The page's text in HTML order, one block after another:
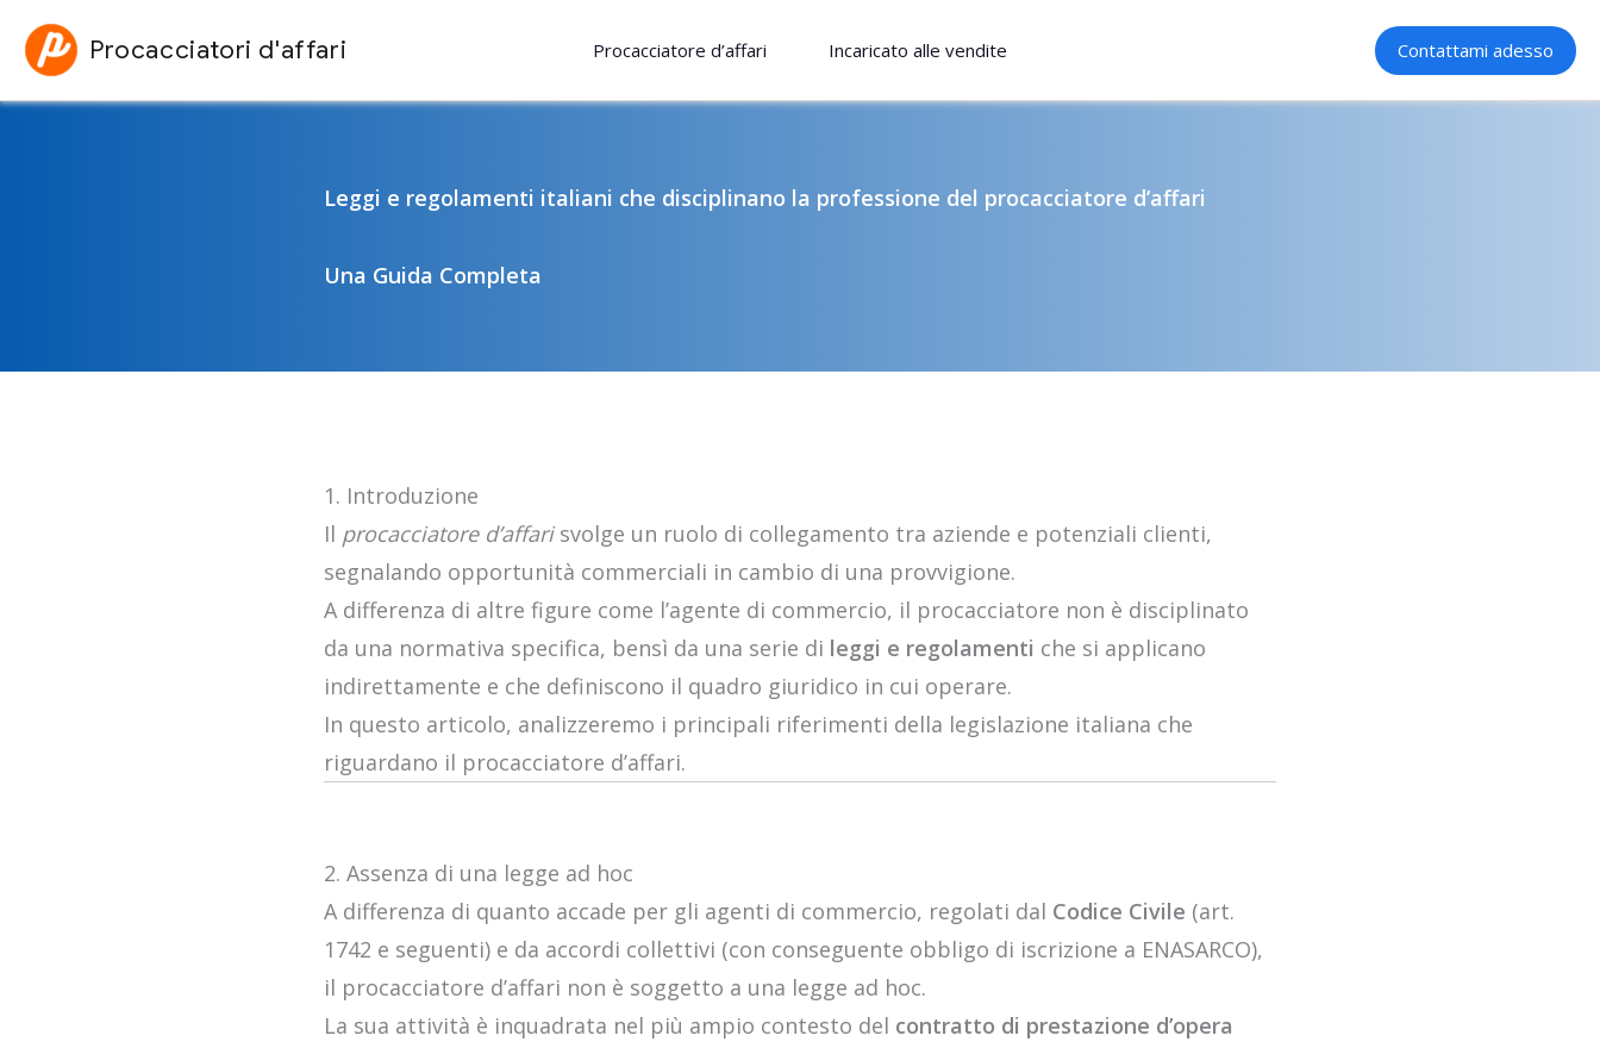
contenuto
Procacciatori d'affari Procacciatore d’affari Incaricato alle vendite Contattami adesso
Leggi e regolamenti italiani che disciplinano la professione del procacciatore d’affari
Una Guida Completa
1. Introduzione
Il procacciatore d’affarisvolge un ruolo di collegamento tra aziende e potenziali clienti,
segnalando opportunità commerciali in cambio di una provvigione.
A differenza di altre figure come l’agente di commercio, il procacciatore non è disciplinato
da una normativa specifica, bensì da una serie di leggi e regolamenti che si applicano
indirettamente e che definiscono il quadro giuridico in cui operare.
In questo articolo, analizzeremo i principali riferimenti della legislazione italiana che
riguardano il procacciatore d’affari.
2. Assenza di una legge ad hoc
A differenza di quanto accade per gli agenti di commercio, regolati dal Codice Civile (art.
1742 e seguenti) e da accordi collettivi (con conseguente obbligo di iscrizione a ENASARCO),
il procacciatore d’affari non è soggetto a una legge ad hoc.
La sua attività è inquadrata nel più ampio contesto del contratto di prestazione d’opera